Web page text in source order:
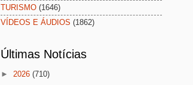
TURISMO (1646)
VÍDEOS E ÁUDIOS (1862)
Últimas Notícias
► 2026 (710)